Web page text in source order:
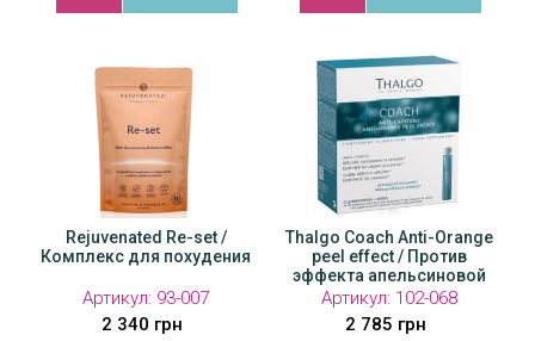
Rejuvenated Re-set /
Комплекс для похудения
Артикул: 93-007
2 340 грн
Thalgo Coach Anti-Orange
peel effect / Против
эффекта апельсиновой
корки
Артикул: 102-068
2 785 грн